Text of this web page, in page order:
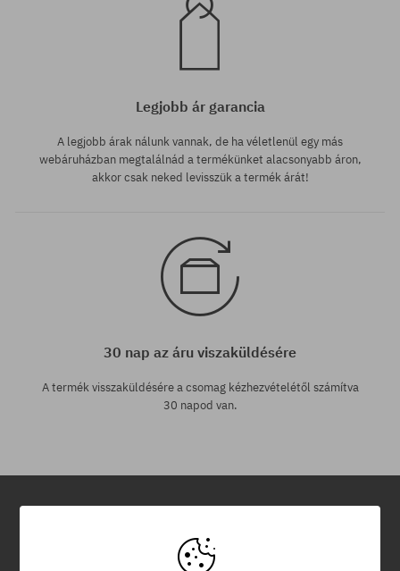
Legjobb ár garancia
A legjobb árak nálunk vannak, de ha véletlenül egy más
webáruházban megtalálnád a termékünket alacsonyabb áron,
akkor csak neked levisszük a termék árát!
30 nap az áru viszaküldésére
A termék visszaküldésére a csomag kézhezvételétől számítva
30 napod van.
Hírlevél